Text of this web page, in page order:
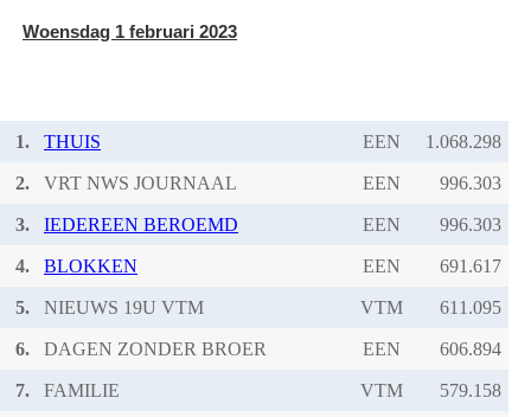
Woensdag 1 februari 2023
1. THUIS EEN
2. VRT NWS JOURNAAL EEN
3. IEDEREEN BEROEMD EEN
4. BLOKKEN EEN
5. NIEUWS 19U VTM VTM
6. DAGEN ZONDER BROER EEN
7. FAMILIE VTM